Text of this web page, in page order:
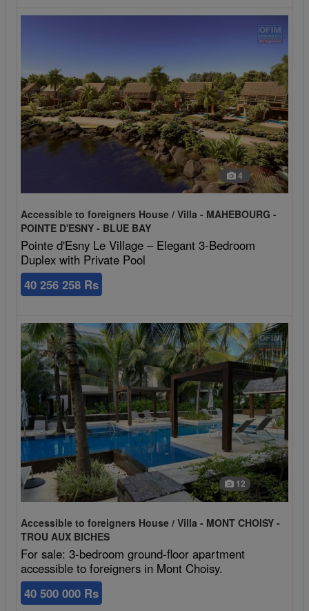
4
Accessible to foreigners House / Villa - MAHEBOURG -
POINTE D'ESNY - BLUE BAY
Pointe d'Esny Le Village – Elegant 3-Bedroom
Duplex with Private Pool
40 256 258 Rs
12
Accessible to foreigners House / Villa - MONT CHOISY -
TROU AUX BICHES
For sale: 3-bedroom ground-floor apartment
accessible to foreigners in Mont Choisy.
40 500 000 Rs